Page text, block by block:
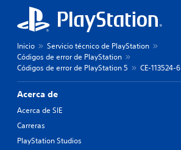
Inicio
Servicio técnico de PlayStation
Códigos de error de PlayStation
Códigos de error de PlayStation 5
CE-113524-6
Acerca de
Acerca de SIE
Carreras
PlayStation Studios